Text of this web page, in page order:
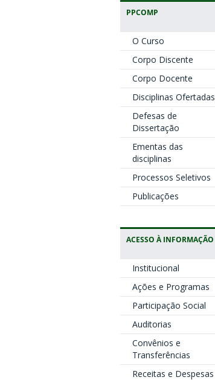
PPCOMP
O Curso
Corpo Discente
Corpo Docente
Disciplinas Ofertadas
Defesas de
Dissertação
Ementas das
disciplinas
Processos Seletivos
Publicações
ACESSO À INFORMAÇÃO
Institucional
Ações e Programas
Participação Social
Auditorias
Convênios e
Transferências
Receitas e Despesas